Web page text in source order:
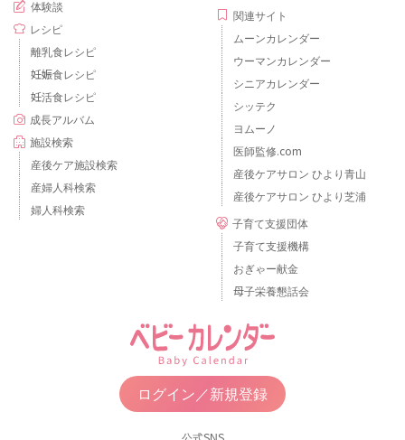
体験談
レシピ
離乳食レシピ
妊娠食レシピ
妊活食レシピ
成長アルバム
施設検索
産後ケア施設検索
産婦人科検索
婦人科検索
関連サイト
ムーンカレンダー
ウーマンカレンダー
シニアカレンダー
シッテク
ヨムーノ
医師監修.com
産後ケアサロン ひより青山
産後ケアサロン ひより芝浦
子育て支援団体
子育て支援機構
おぎゃー献金
母子栄養懇話会
ログイン／新規登録